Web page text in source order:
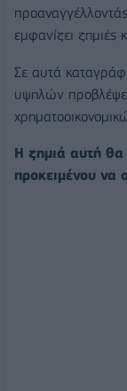
εμφανίζει ζημιές
Σε αυτά
υψηλών
Η ζημιά αυτή θα
προκειμένου να